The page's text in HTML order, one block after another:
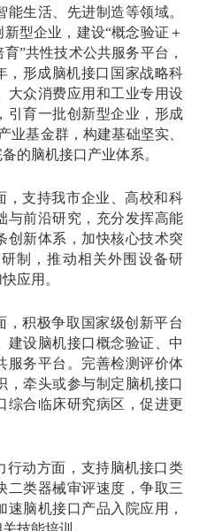
生活、先进制造等领域。
型企业，建设“概念验证＋
”共性技术公共服务平台，
，形成脑机接口国家战略科
大众消费应用和工业专用设
引育一批创新型企业，形成
业基金群，构建基础坚实、
的脑机接口产业体系。
，支持我市企业、高校和科
与前沿研究，充分发挥高能
创新体系，加快核心技术突
制，推动相关外围设备研
应用。
，积极争取国家级创新平台
建设脑机接口概念验证、中
服务平台。完善检测评价体
，牵头或参与制定脑机接口
综合临床研究病区，促进更
行动方面，支持脑机接口类
二类器械审评速度，争取三
脑机接口产品入院应用，